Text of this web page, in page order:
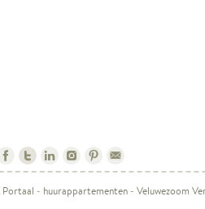
Portaal - huurappartementen - Veluwezoom